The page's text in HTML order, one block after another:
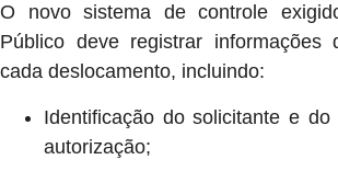
O novo sistema de controle
Público deve registrar informações
cada deslocamento, incluindo:
Identificação do solicitante e do
autorização;